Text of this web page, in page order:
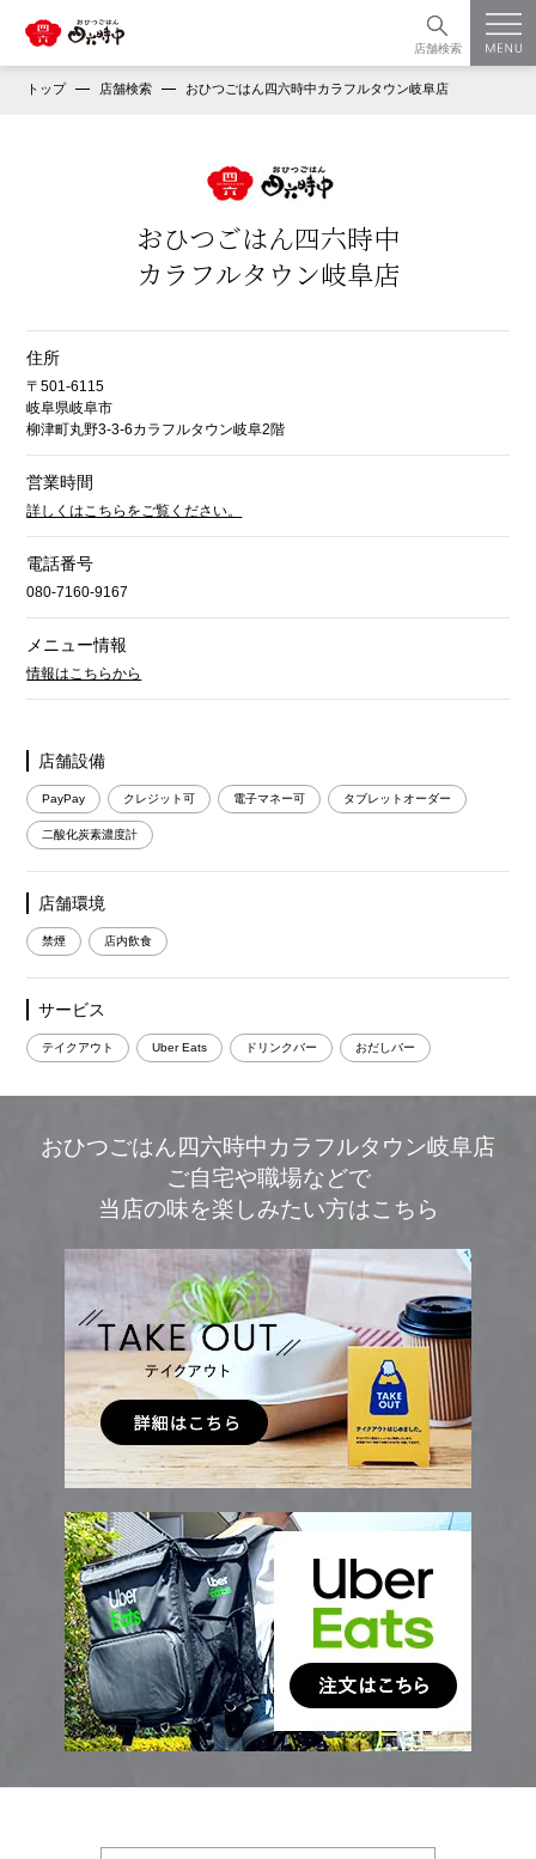
店舗検索
トップ 店舗検索 おひつごはん四六時中カラフルタウン岐阜店
おひつごはん四六時中
カラフルタウン岐阜店
住所
〒501-6115
岐阜県岐阜市
柳津町丸野3-3-6カラフルタウン岐阜2階
営業時間
詳しくはこちらをご覧ください。
電話番号
080-7160-9167
メニュー情報
情報はこちらから
店舗設備
PayPay クレジット可 電子マネー可 タブレットオーダー
二酸化炭素濃度計
店舗環境
禁煙 店内飲食
サービス
テイクアウト Uber Eats ドリンクバー おだしバー
おひつごはん四六時中カラフルタウン岐阜店
ご自宅や職場などで
当店の味を楽しみたい方はこちら